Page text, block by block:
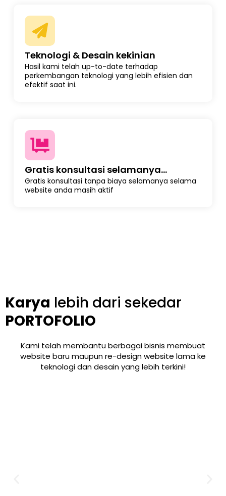
Teknologi & Desain kekinian
Hasil kami telah up-to-date terhadap
perkembangan teknologi yang lebih efisien dan
efektif saat ini.
Gratis konsultasi selamanya...
Gratis konsultasi tanpa biaya selamanya selama
website anda masih aktif
Karya lebih dari sekedar
PORTOFOLIO
Kami telah membantu berbagai bisnis membuat
website baru maupun re-design website lama ke
teknologi dan desain yang lebih terkini!